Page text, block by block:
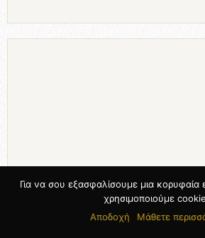
Για να σου εξασφαλίσουμε μια κορυφαία
χρησιμοποιούμε
Αποδοχή
Μάθετε